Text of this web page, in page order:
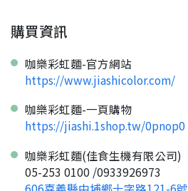
購買資訊
咖樂彩虹麵-官方網站
https://www.jiashicolor.com/
咖樂彩虹麵-一頁購物
https://jiashi.1shop.tw/0pnop0
咖樂彩虹麵(佳食生機有限公司)
05-253 0100 /0933926973